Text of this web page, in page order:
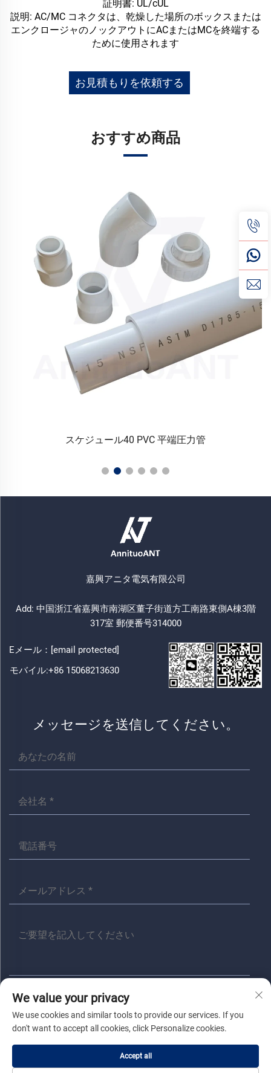
証明書: UL/cUL
説明: AC/MC コネクタは、乾燥した場所のボックスまたは
エンクロージャのノックアウトにACまたはMCを終端する
ために使用されます
お見積もりを依頼する
おすすめ商品
スケジュール40 PVC 平端圧力管
嘉興アニタ電気有限公司
Add: 中国浙江省嘉興市南湖区董子街道方工南路東側A棟3階
317室 郵便番号314000
Eメール： [email protected]
モバイル:+86 15068213630
メッセージを送信してください。
送信
著作権 © 嘉興アニタ電気有限公司 すべての権利は留保されます |
イバシーポリシー|ブログ
We value your privacy
We use cookies and similar tools to provide our services. If you
don't want to accept all cookies, click Personalize cookies.
Accept all